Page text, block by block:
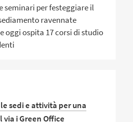
seminari per festeggiare il
ravennate
oggi ospita 17 corsi di studio
sedi e attività per una
i Green Office